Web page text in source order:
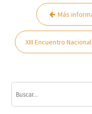
Navegación
entradas
Más
XIII Encuentro